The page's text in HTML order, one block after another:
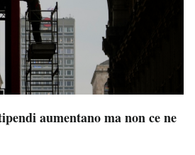
aumentano ma non ce ne